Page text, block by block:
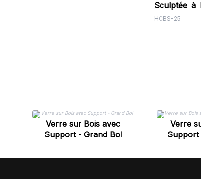
Sculptée à
avec Cobra
HCBS-25
Verre sur Bois avec
Support - Grand Bol
Verre
Support